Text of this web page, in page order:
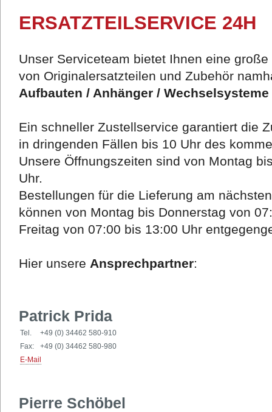
ERSATZTEILSERVICE 24H
Unser Serviceteam bietet Ihnen eine große
von Originalersatzteilen und Zubehör
Aufbauten / Anhänger /
Ein schneller Zustellservice garantiert die
in dringenden Fällen bis 10 Uhr des
Unsere Öffnungszeiten sind von Montag
Uhr.
Bestellungen für die Lieferung am
können von Montag bis Donnerstag von
Freitag von 07:00 bis 13:00 Uhr
Hier unsere Ansprechpartner:
Patrick Prida
Tel.
+49 (0) 34462 580-910
Fax:
+49 (0) 34462 580-980
E-Mail
Pierre Schöbel